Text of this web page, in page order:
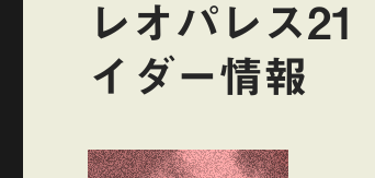
レオパレス
イダー情報